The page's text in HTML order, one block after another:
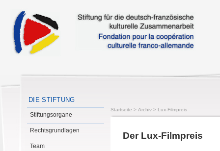
DIE STIFTUNG
Stiftungsorgane
Rechtsgrundlagen
Team
Startseite > Archiv > Lux-Filmpreis
Der Lux-Filmpreis